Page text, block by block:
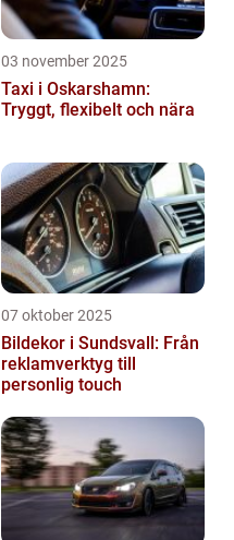
03 november 2025
Taxi i Oskarshamn:
Tryggt, flexibelt och nära
07 oktober 2025
Bildekor i Sundsvall: Från
reklamverktyg till
personlig touch